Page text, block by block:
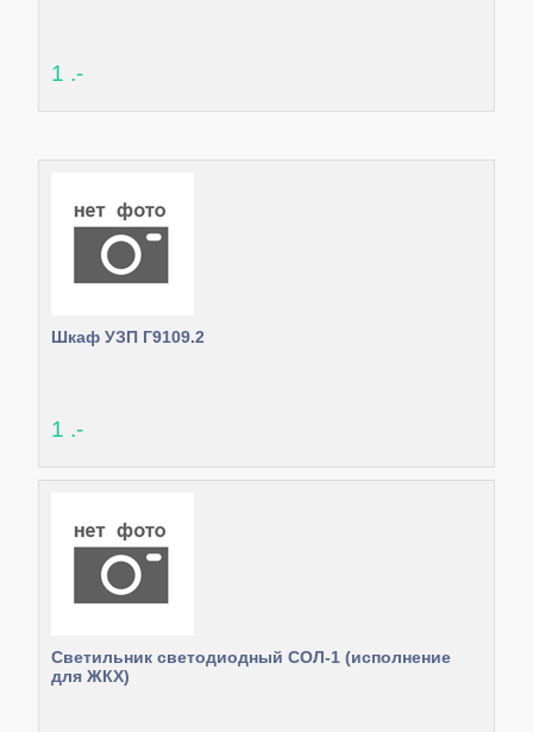
1 .-
Шкаф УЗП Г9109.2
1 .-
Светильник светодиодный СОЛ-1 (исполнение
для ЖКХ)